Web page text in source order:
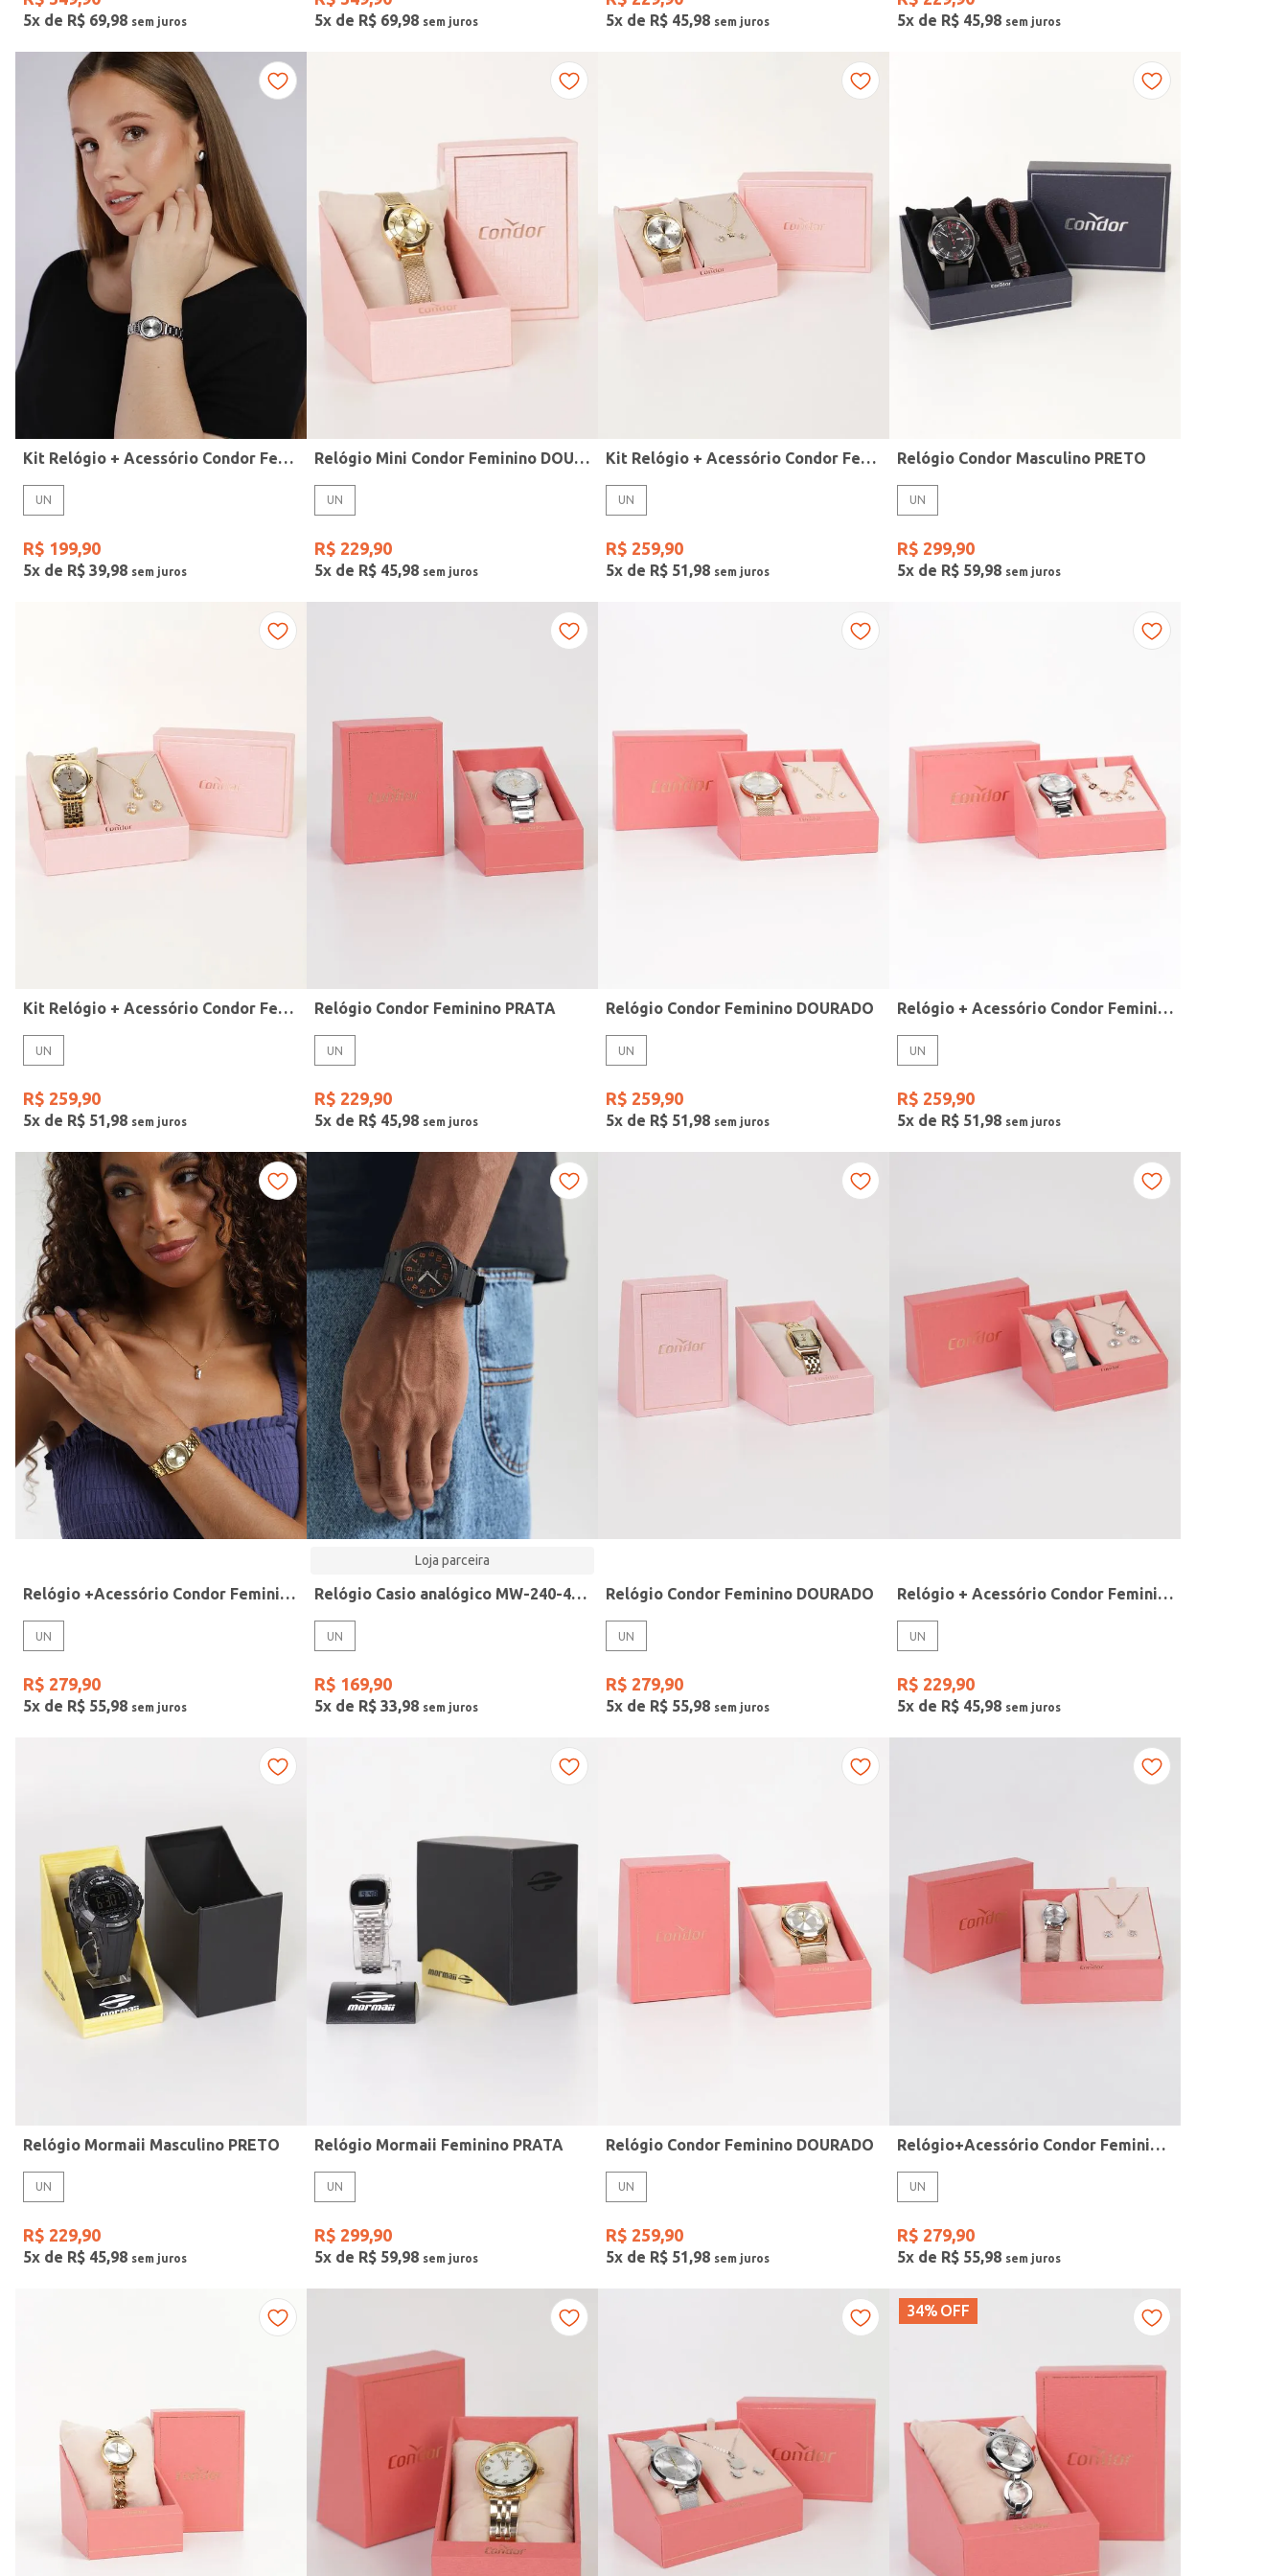
Fitness
Modelo
Modelo de Pulseira
Vendido Por
5x de R$ 69,98 5x de R$ 69,98 5x de R$ 45,98 5x de R$ 45,98
Kit Relógio + Acessório Condor Feminino PRATA
UN
R$ 199,90
5x de R$ 39,98
Relógio Mini Condor Feminino DOURADO
UN
R$ 229,90
5x de R$ 45,98
Kit Relógio + Acessório Condor Feminino DOURADO
UN
R$ 259,90
5x de R$ 51,98
Relógio Condor Masculino PRETO
UN
R$ 299,90
5x de R$ 59,98
Kit Relógio + Acessório Condor Feminino DOURADO
UN
R$ 259,90
5x de R$ 51,98
Relógio Condor Feminino PRATA
UN
R$ 229,90
5x de R$ 45,98
Relógio Condor Feminino DOURADO
UN
R$ 259,90
5x de R$ 51,98
Relógio + Acessório Condor Feminino PRATA
UN
R$ 259,90
5x de R$ 51,98
Relógio +Acessório Condor Feminino DOURADO
UN
R$ 279,90
5x de R$ 55,98
Loja parceira
Relógio Casio analógico MW-240-4BVDF-SC
UN
R$ 169,90
5x de R$ 33,98
Relógio Condor Feminino DOURADO
UN
R$ 279,90
5x de R$ 55,98
Relógio + Acessório Condor Feminino PRATA
UN
R$ 229,90
5x de R$ 45,98
Relógio Mormaii Masculino PRETO
UN
R$ 229,90
5x de R$ 45,98
Relógio Mormaii Feminino PRATA
UN
R$ 299,90
5x de R$ 59,98
Relógio Condor Feminino DOURADO
UN
R$ 259,90
5x de R$ 51,98
Relógio+Acessório Condor Feminino ROSE
UN
R$ 279,90
5x de R$ 55,98
34% OFF